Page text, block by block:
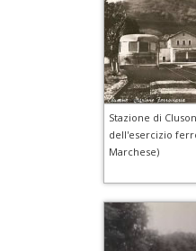
Stazione di
dell'esercizio
Marchese)